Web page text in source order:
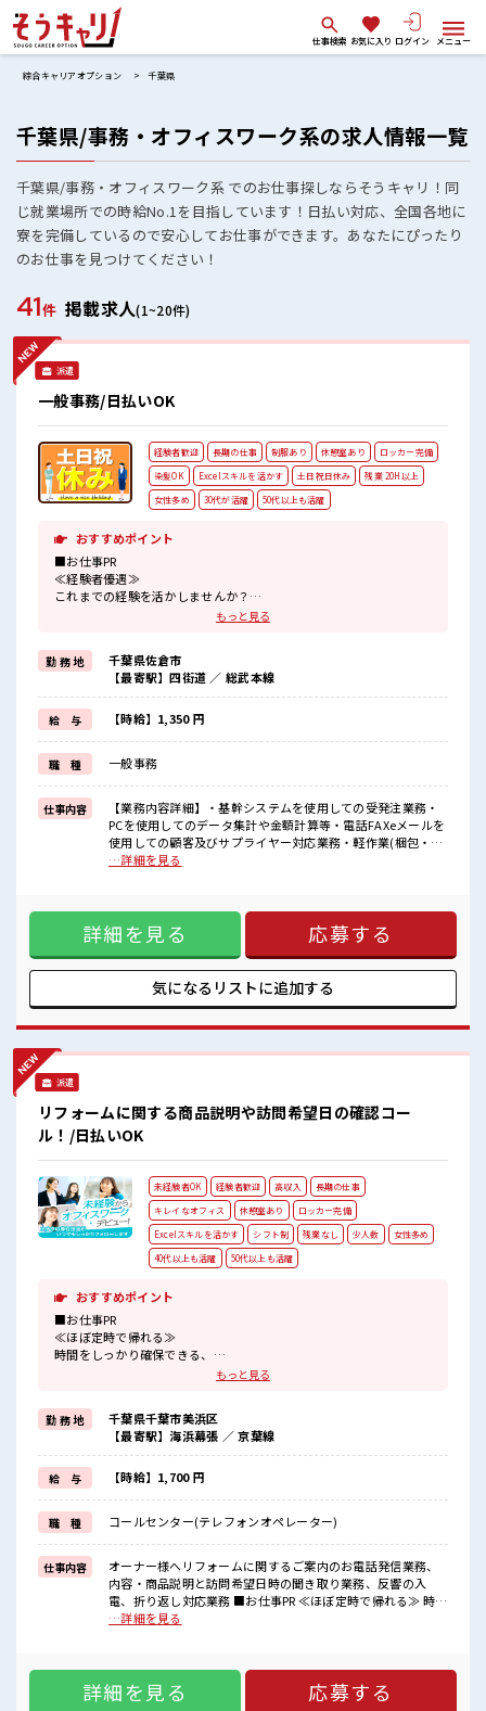
仕事検索 お気に入り ログイン メニュー
綜合キャリアオプション 千葉県
千葉県/事務・オフィスワーク系の求人情報一覧
千葉県/事務・オフィスワーク系 でのお仕事探しならそうキャリ！同
じ就業場所での時給No.1を目指しています！日払い対応、全国各地に
寮を完備しているので安心してお仕事ができます。あなたにぴったり
のお仕事を見つけてください！
41件 掲載求人(1~20件)
派遣
一般事務/日払いOK
経験者歓迎 長期の仕事 制服あり 休憩室あり
ロッカー完備
染髪OK
Excelスキルを活かす 土日祝日休み
残業 20H以上
女性多め
30代が活躍 50代以上も活躍
おすすめポイント
■お仕事PR
≪経験者優遇≫
これまでの経験を活かしませんか？
≪女性も仕事をしやすい職場≫
もちろん男性の応募も歓迎！
≪稼ぎたい人向け≫
高収入を希望される方にオススメ。
残業は月20時間以上あります♪
≪週休2日制≫
週末は家族や友人と一緒にプライベート満喫！
≪髪型自由≫
基本的に髪色自由で明るすぎたり奇抜でなければOKです！
(規定有)≪機能的な制服アリ≫
制服があるので、
毎日の服装の悩み解消♪
髪型・髪色自由♪
派手過ぎなければOKだから、
モチベーションもUP！
休憩室で楽しくランチ♪
時間があれば昼寝もしちゃおう！
もっと見る
勤 務 地
千葉県佐倉市
【最寄駅】四街道 ／ 総武本線
給 与 【時給】1,350 円
職 種 一般事務
仕事内容
【業務内容詳細】・基幹システムを使用しての受発注業務・
PCを使用してのデータ集計や金額計算等・電話FAXeメールを
使用しての顧客及びサプライヤー対応業務・軽作業(梱包・放
送・発送全般等)・製品の生産計画に基づく生産指示→生産管
く想定です。【取扱製品情報】内視鏡等の医療用器具 ■お仕
事PR ≪経験者優遇≫ これまでの経験を活かしませんか？ ブラ
ンクがあっても大丈夫♪ 経験はちょっとだけ…という方も
OK！ ≪女性も仕事をしやすい職場≫ もちろん男性の応募も
歓迎！ ≪稼ぎたい人向け≫ 高収入を希望される方にオスス
メ。 残業は月20時間以上あります♪ ≪週休2日制≫ 週末は家
髪色自由で明るすぎたり奇抜でなければOKです！ (規定有)≪
機能的な制服アリ≫ 制服があるので、 毎日の服装の悩み解消
ンもUP！ 休憩室で楽しくランチ♪ 時間があれば昼寝もしちゃ
おう！
…詳細を見る
詳細を見る 応募する
気になるリストに追加する
派遣
リフォームに関する商品説明や訪問希望日の確認コー
ル！/日払いOK
未経験者OK 経験者歓迎 高収入
長期の仕事
キレイなオフィス
休憩室あり
ロッカー完備
Excelスキルを活かす
シフト制 残業なし 少人数
女性多め
40代以上も活躍
50代以上も活躍
おすすめポイント
■お仕事PR
≪ほぼ定時で帰れる≫
時間をしっかり確保できる、
≪経験者優遇≫
これまでの経験を活かしませんか？
ブランクがあっても大丈夫♪
経験はちょっとだけ…という方もOK！
≪女性も活躍中の職場≫
もちろん男性の応募もOKですよ！
≪様々なお仕事をご提案≫
一人で悩まず気軽に相談できる、
派遣のお仕事です！
■職場の雰囲気
女性多めで休み時間は女子トークがあふれる職場です！
もちろん男性の応募もOKですよ！
もっと見る
勤 務 地
千葉県千葉市美浜区
【最寄駅】海浜幕張 ／ 京葉線
給 与 【時給】1,700 円
職 種 コールセンター(テレフォンオペレーター)
仕事内容
オーナー様へリフォームに関するご案内のお電話発信業務、
内容・商品説明と訪問希望日時の聞き取り業務、反響の入
電、折り返し対応業務 ■お仕事PR ≪ほぼ定時で帰れる≫ 時間
をしっかり確保できる、 残業基本ナシのお仕事♪ オンとオフ
経験はちょっとだけ…という方もOK！ ≪女性も活躍中の職場
≫ もちろん男性の応募もOKですよ！ ≪様々なお仕事をご提
案≫ 一人で悩まず気軽に相談できる、 派遣のお仕事です！ ■
…詳細を見る
詳細を見る 応募する